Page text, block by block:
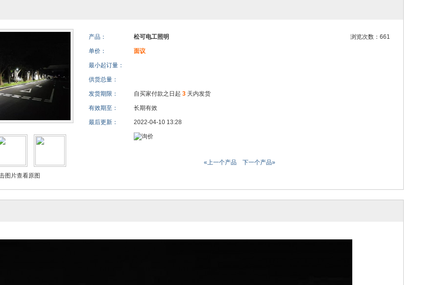
图片查看原图
产品： 浏览次数：661
松可电工照明
单价： 面议
最小起订量：
供货总量：
发货期限： 自买家付款之日起 3 天内发货
有效期至： 长期有效
最后更新： 2022-04-10 13:28
«上一个产品 下一个产品»